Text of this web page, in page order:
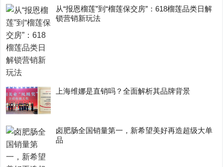
从“报恩榴莲”到“榴莲保交房”：618榴莲品类日解
锁营销新玩法
上海维娜是直销吗？全面解析其品牌背景
卤肥肠全国销量第一，新希望美好再造超级大单
品